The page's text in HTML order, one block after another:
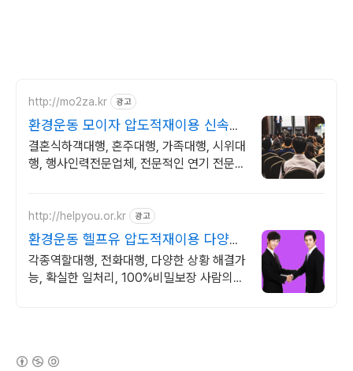
http://mo2za.kr 광고
환경운동 모이자 압도적재이용 신속하
고 정확한 인력공급
결혼식하객대행, 혼주대행, 가족대행, 시위대
행, 행사인력전문업체, 전문적인 연기 전문경
http://helpyou.or.kr 광고
환경운동 헬프유 압도적재이용 다양하
고 어려운 상황해결가능
각종역할대행, 전화대행, 다양한 상황 해결가
능, 확실한 일처리, 100%비밀보장 사람의